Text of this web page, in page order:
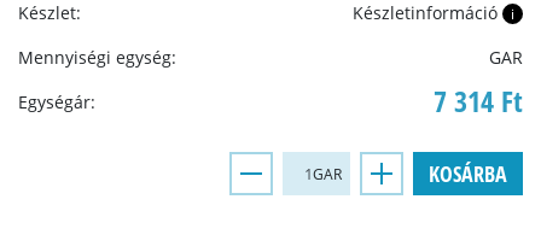
Készlet:
Készletinformáció i
Mennyiségi egység:
GAR
Egységár:
7 314 Ft
GAR KOSÁRBA